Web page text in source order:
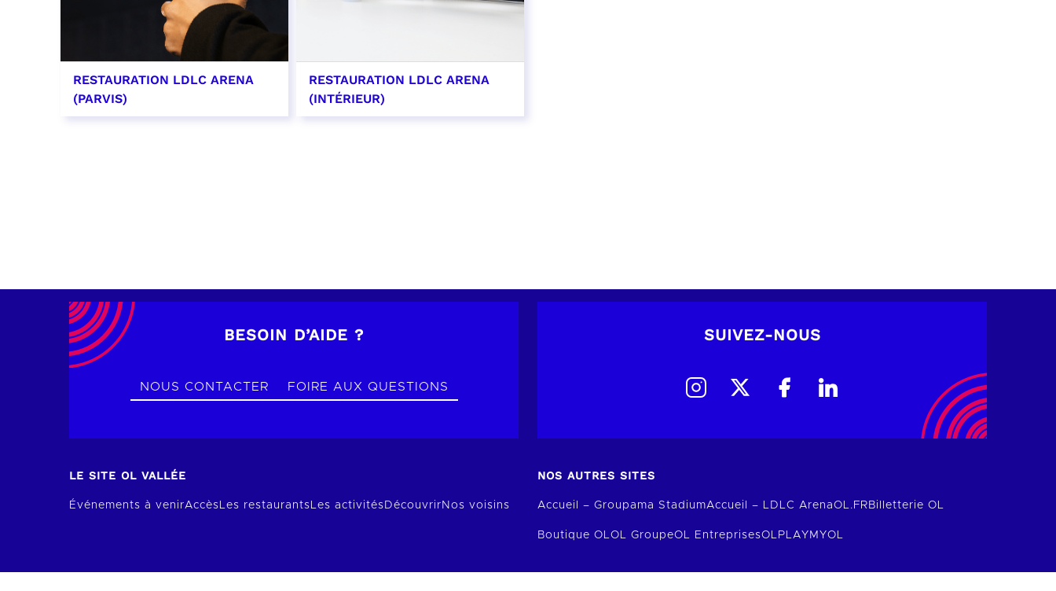
RESTAURATION LDLC ARENA
(PARVIS)
RESTAURATION LDLC ARENA
(INTÉRIEUR)
BESOIN D’AIDE ?
NOUS CONTACTER FOIRE AUX QUESTIONS
SUIVEZ-NOUS
LE SITE OL VALLÉE
Événements à venirAccèsLes restaurantsLes activités Découvrir Nos voisins
NOS AUTRES SITES
Accueil – Groupama StadiumAccueil – LDLC ArenaOL.FR Billetterie OL
Boutique OLOL GroupeOL EntreprisesOLPLAY MYOL